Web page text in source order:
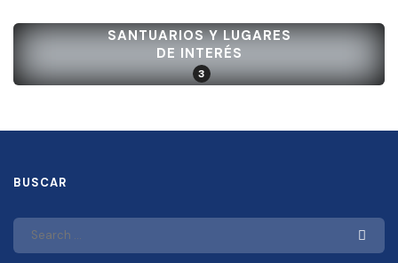
SANTUARIOS Y LUGARES
DE INTERÉS
3
BUSCAR